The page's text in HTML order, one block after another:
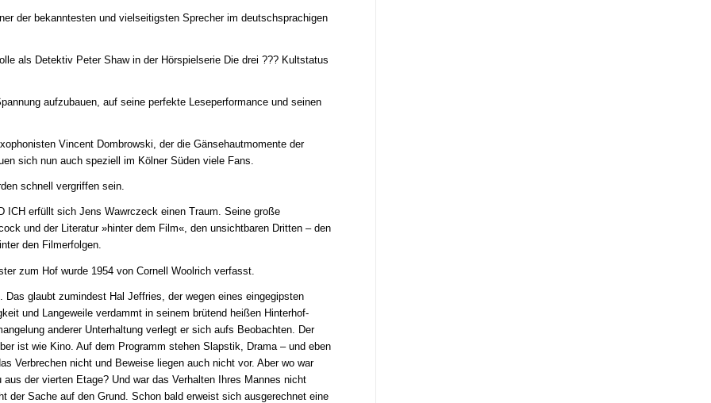
der bekanntesten und vielseitigsten Sprecher im deutschsprachigen
als Detektiv Peter Shaw in der Hörspielserie Die drei ??? Kultstatus
aufzubauen, auf seine perfekte Leseperformance und seinen
Vincent Dombrowski, der die Gänsehautmomente der
sich nun auch speziell im Kölner Süden viele Fans.
schnell vergriffen sein.
ICH erfüllt sich Jens Wawrczeck einen Traum. Seine große
und der Literatur »hinter dem Film«, den unsichtbaren Dritten – den
den Filmerfolgen.
zum Hof wurde 1954 von Cornell Woolrich verfasst.
Das glaubt zumindest Hal Jeffries, der wegen eines eingegipsten
und Langeweile verdammt in seinem brütend heißen Hinterhof-
anderer Unterhaltung verlegt er sich aufs Beobachten. Der
ist wie Kino. Auf dem Programm stehen Slapstik, Drama – und eben
Verbrechen nicht und Beweise liegen auch nicht vor. Aber wo war
der vierten Etage? Und war das Verhalten Ihres Mannes nicht
der Sache auf den Grund. Schon bald erweist sich ausgerechnet eine